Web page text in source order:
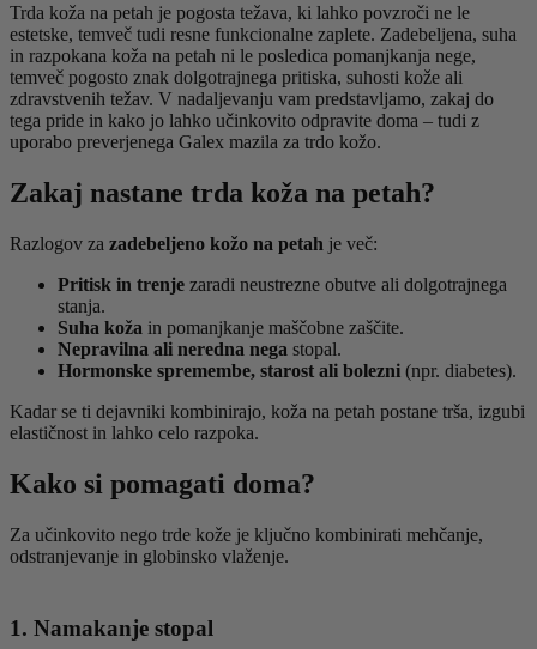
Trda koža na petah je pogosta težava, ki lahko povzroči ne le
estetske, temveč tudi resne funkcionalne zaplete. Zadebeljena, suha
in razpokana koža na petah ni le posledica pomanjkanja nege,
temveč pogosto znak dolgotrajnega pritiska, suhosti kože ali
zdravstvenih težav. V nadaljevanju vam predstavljamo, zakaj do
tega pride in kako jo lahko učinkovito odpravite doma – tudi z
uporabo preverjenega Galex mazila za trdo kožo.
Zakaj nastane trda koža na petah?
Razlogov za zadebeljeno kožo na petah je več:
Pritisk in trenje zaradi neustrezne obutve ali dolgotrajnega
stanja.
Suha koža in pomanjkanje maščobne zaščite.
Nepravilna ali neredna nega stopal.
Hormonske spremembe, starost ali bolezni (npr. diabetes).
Kadar se ti dejavniki kombinirajo, koža na petah postane trša, izgubi
elastičnost in lahko celo razpoka.
Kako si pomagati doma?
Za učinkovito nego trde kože je ključno kombinirati mehčanje,
odstranjevanje in globinsko vlaženje.
1. Namakanje stopal